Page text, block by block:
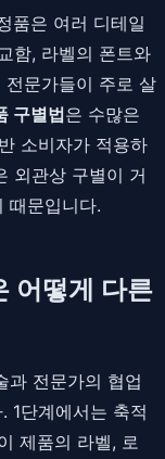
품은 여러 디테일
함, 라벨의 폰트와
문가들이 주로 살
구별법은 수많은
소비자가 적용하
외관상 구별이 거
때문입니다.
어떻게 다른
과 전문가의 협업
1단계에서는 축적
제품의 라벨, 로